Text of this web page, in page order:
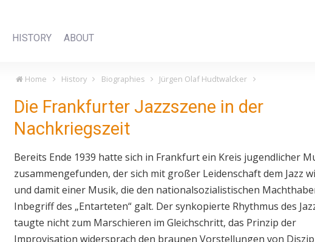
HISTORY ABOUT
Home History Biographies Jürgen Olaf Hudtwalcker
Die Frankfurter Jazzszene in der
Nachkriegszeit
Bereits Ende 1939 hatte sich in Frankfurt ein Kreis jugendlicher
zusammengefunden, der sich mit großer Leidenschaft dem Jazz
und damit einer Musik, die den nationalsozialistischen
Inbegriff des „Entarteten“ galt. Der synkopierte Rhythmus des
taugte nicht zum Marschieren im Gleichschritt, das Prinzip der
Improvisation widersprach den braunen Vorstellungen von